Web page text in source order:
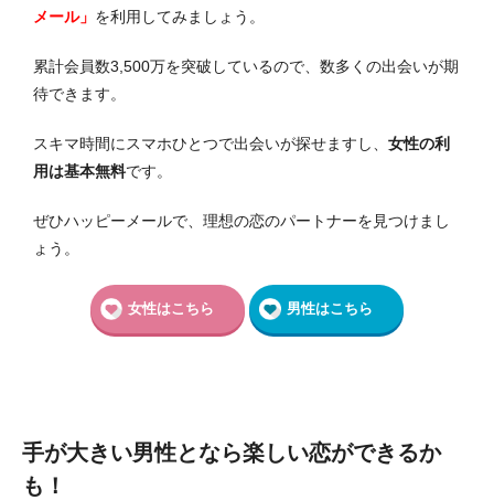
メール」 を利用してみましょう。
累計会員数3,500万を突破しているので、数多くの出会いが期
待できます。
スキマ時間にスマホひとつで出会いが探せますし、 女性の利
用は基本無料です。
ぜひハッピーメールで、理想の恋のパートナーを見つけまし
ょう。
女性はこちら 男性はこちら
手が大きい男性となら楽しい恋ができるか
も！